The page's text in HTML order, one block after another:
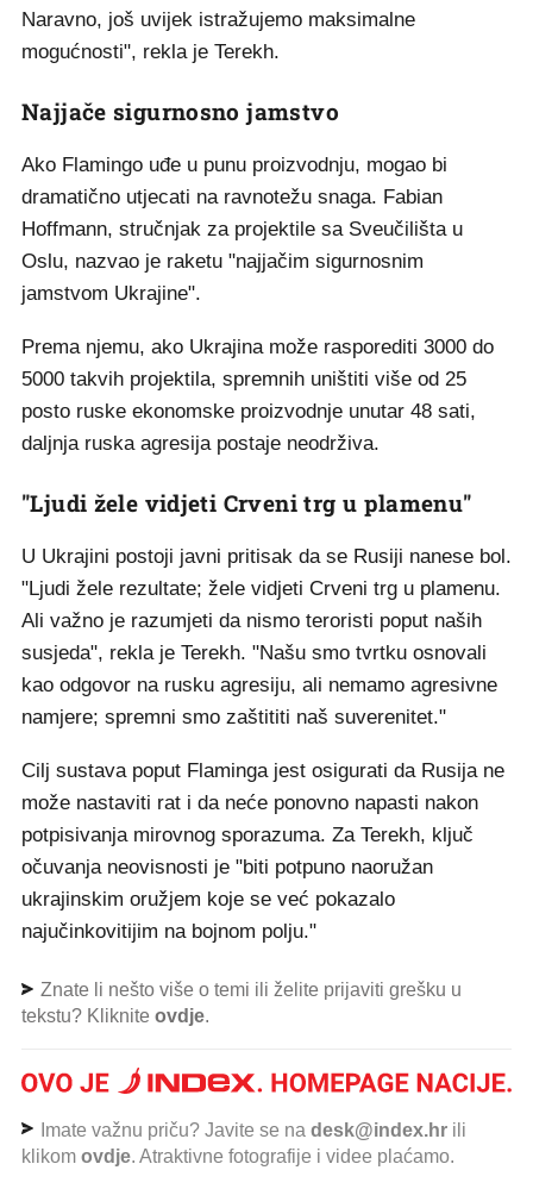
Naravno, još uvijek istražujemo maksimalne
mogućnosti", rekla je Terekh.
Najjače sigurnosno jamstvo
Ako Flamingo uđe u punu proizvodnju, mogao bi
dramatično utjecati na ravnotežu snaga. Fabian
Hoffmann, stručnjak za projektile sa Sveučilišta u
Oslu, nazvao je raketu "najjačim sigurnosnim
jamstvom Ukrajine".
Prema njemu, ako Ukrajina može rasporediti 3000 do
5000 takvih projektila, spremnih uništiti više od 25
posto ruske ekonomske proizvodnje unutar 48 sati,
daljnja ruska agresija postaje neodrživa.
"Ljudi žele vidjeti Crveni trg u plamenu"
U Ukrajini postoji javni pritisak da se Rusiji nanese bol.
"Ljudi žele rezultate; žele vidjeti Crveni trg u plamenu.
Ali važno je razumjeti da nismo teroristi poput naših
susjeda", rekla je Terekh. "Našu smo tvrtku osnovali
kao odgovor na rusku agresiju, ali nemamo agresivne
namjere; spremni smo zaštititi naš suverenitet."
Cilj sustava poput Flaminga jest osigurati da Rusija ne
može nastaviti rat i da neće ponovno napasti nakon
potpisivanja mirovnog sporazuma. Za Terekh, ključ
očuvanja neovisnosti je "biti potpuno naoružan
ukrajinskim oružjem koje se već pokazalo
najučinkovitijim na bojnom polju."
Znate li nešto više o temi ili želite prijaviti grešku u
tekstu? Kliknite ovdje.
Imate važnu priču? Javite se na desk@index.hr ili
klikom ovdje. Atraktivne fotografije i videe plaćamo.